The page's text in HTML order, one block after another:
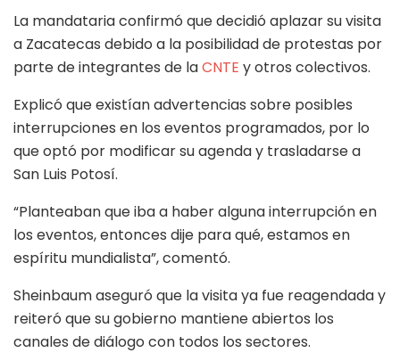
La mandataria confirmó que decidió aplazar su visita
a Zacatecas debido a la posibilidad de protestas por
parte de integrantes de laCNTE y otros colectivos.
Explicó que existían advertencias sobre posibles
interrupciones en los eventos programados, por lo
que optó por modificar su agenda y trasladarse a
San Luis Potosí.
“Planteaban que iba a haber alguna interrupción en
los eventos, entonces dije para qué, estamos en
espíritu mundialista”, comentó.
Sheinbaum aseguró que la visita ya fue reagendada y
reiteró que su gobierno mantiene abiertos los
canales de diálogo con todos los sectores.